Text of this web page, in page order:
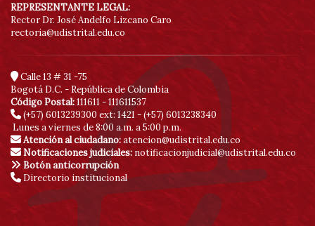
REPRESENTANTE LEGAL:
Rector Dr. José Andelfo Lizcano Caro
rectoria@udistrital.edu.co
Calle 13 # 31 -75
Bogotá D.C. - República de Colombia
Código Postal:111611 - 111611537
(+57) 6013239300 ext: 1421 - (+57) 6013238340
Lunes a viernes de 8:00 a.m. a 5:00 p.m.
Atención al ciudadano:atencion@udistrital.edu.co
Notificaciones judiciales: notificacionjudicial@udistrital.edu.co
Botón anticorrupción
Directorio institucional